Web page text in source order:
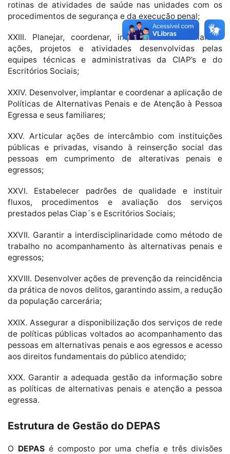
rotinas de atividades de saúde nas unidades com os
procedimentos de segurança e da execução penal;
XXIII. Planejar, coordenar, implementar e avaliar as
ações, projetos e atividades desenvolvidas pelas
equipes técnicas e administrativas da CIAP’s e do
Escritórios Sociais;
XXIV. Desenvolver, implantar e coordenar a aplicação de
Políticas de Alternativas Penais e de Atenção à Pessoa
Egressa e seus familiares;
XXV. Articular ações de intercâmbio com instituições
públicas e privadas, visando à reinserção social das
pessoas em cumprimento de alterativas penais e
egressos;
XXVI. Estabelecer padrões de qualidade e instituir
fluxos, procedimentos e avaliação dos serviços
prestados pelas Ciap´s e Escritórios Sociais;
XXVII. Garantir a interdisciplinaridade como método de
trabalho no acompanhamento às alternativas penais e
egressos;
XXVIII. Desenvolver ações de prevenção da reincidência
da prática de novos delitos, garantindo assim, a redução
da população carcerária;
XXIX. Assegurar a disponibilização dos serviços de rede
de políticas públicas voltados ao acompanhamento das
pessoas em alternativas penais e aos egressos e acesso
aos direitos fundamentais do público atendido;
XXX. Garantir a adequada gestão da informação sobre
as políticas de alternativas penais e atenção a pessoa
egressa.
Estrutura de Gestão do DEPAS
O DEPASé composto por uma chefia e três divisões